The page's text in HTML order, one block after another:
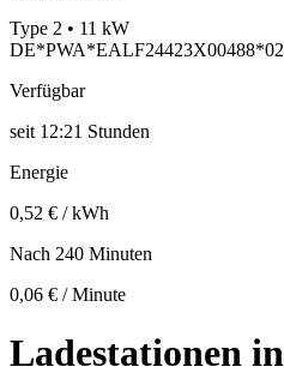
Type 2 • 11 kW
DE*PWA*EALF24423X00488*02
Verfügbar
seit 12:21 Stunden
Energie
0,52 € / kWh
Nach 240 Minuten
0,06 € / Minute
Ladestationen